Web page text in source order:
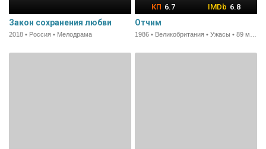
Закон сохранения любви
2018 • Россия • Мелодрама
6.7 6.8
Отчим